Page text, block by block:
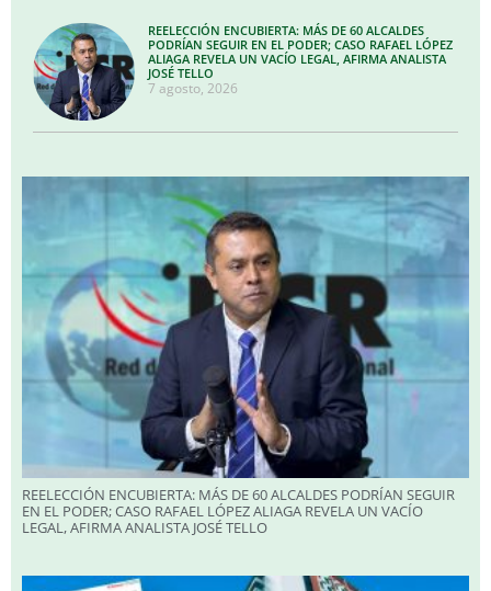
REELECCIÓN ENCUBIERTA: MÁS DE 60 ALCALDES
PODRÍAN SEGUIR EN EL PODER; CASO RAFAEL LÓPEZ
ALIAGA REVELA UN VACÍO LEGAL, AFIRMA ANALISTA
JOSÉ TELLO
7 agosto, 2026
REELECCIÓN ENCUBIERTA: MÁS DE 60 ALCALDES PODRÍAN SEGUIR
EN EL PODER; CASO RAFAEL LÓPEZ ALIAGA REVELA UN VACÍO
LEGAL, AFIRMA ANALISTA JOSÉ TELLO